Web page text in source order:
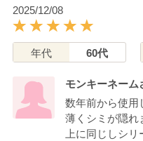
2025/12/08
年代 60代
モンキーネーム
数年前から使用
薄くシミが隠れ
上に同じしシ